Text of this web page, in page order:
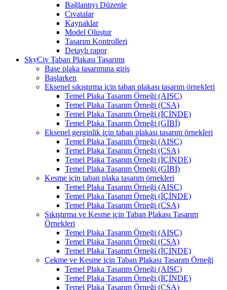
Bağlantıyı Düzenle
Cıvatalar
Kaynaklar
Model Oluştur
Tasarım Kontrolleri
Detaylı rapor
SkyCiv Taban Plakası Tasarımı
Base plaka tasarımına giriş
Başlarken
Eksenel sıkıştırma için taban plakası tasarım örnekleri
Temel Plaka Tasarım Örneği (AISC)
Temel Plaka Tasarım Örneği (CSA)
Temel Plaka Tasarım Örneği (İÇİNDE)
Temel Plaka Tasarım Örneği (GİBİ)
Eksenel gerginlik için taban plakası tasarım örnekleri
Temel Plaka Tasarım Örneği (AISC)
Temel Plaka Tasarım Örneği (CSA)
Temel Plaka Tasarım Örneği (İÇİNDE)
Temel Plaka Tasarım Örneği (GİBİ)
Kesme için taban plaka tasarım örnekleri
Temel Plaka Tasarım Örneği (AISC)
Temel Plaka Tasarım Örneği (İÇİNDE)
Temel Plaka Tasarım Örneği (CSA)
Sıkıştırma ve Kesme için Taban Plakası Tasarım
Örnekleri
Temel Plaka Tasarım Örneği (AISC)
Temel Plaka Tasarım Örneği (CSA)
Temel Plaka Tasarım Örneği (İÇİNDE)
Çekme ve Kesme için Taban Plakası Tasarım Örneği
Temel Plaka Tasarım Örneği (AISC)
Temel Plaka Tasarım Örneği (İÇİNDE)
Temel Plaka Tasarım Örneği (CSA)